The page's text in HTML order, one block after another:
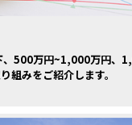
500万円~1,000万円、
組みをご紹介します。